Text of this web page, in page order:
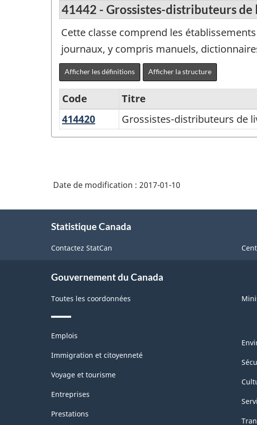
41442 - Grossistes-distributeurs
Cette classe comprend les
journaux, y compris manuels,
Afficher les définitions Afficher la structure
Variante
du
-
de
et
commerce
gros
-
Structure
de
la
Code
Titre
414420 Grossistes-
distributeurs
périodiques
journaux
Grossistes-distributeurs de
Date de modification : 2017-01-10
Statistique Canada
Contactez StatCan
Gouvernement du Canada
Toutes les coordonnées
Thèmes
sujets
Emplois
Immigration et citoyenneté
Voyage et tourisme
Entreprises
Prestations